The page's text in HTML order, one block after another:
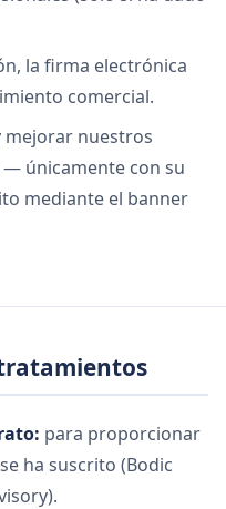
la firma electrónica
comercial.
mejorar nuestros
únicamente con su
mediante el banner
para proporcionar
ha suscrito (Bodic